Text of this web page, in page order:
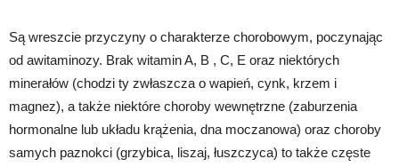
Są wreszcie przyczyny o charakterze chorobowym, poczynając
od awitaminozy. Brak witamin A, B , C, E oraz niektórych
minerałów (chodzi ty zwłaszcza o wapień, cynk, krzem i
magnez), a także niektóre choroby wewnętrzne (zaburzenia
hormonalne lub układu krążenia, dna moczanowa) oraz choroby
samych paznokci (grzybica, liszaj, łuszczyca) to także częste